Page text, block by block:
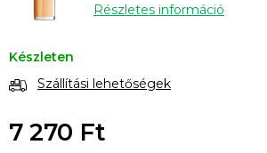
Részletes információ
Készleten
Szállítási lehetőségek
7 270 Ft